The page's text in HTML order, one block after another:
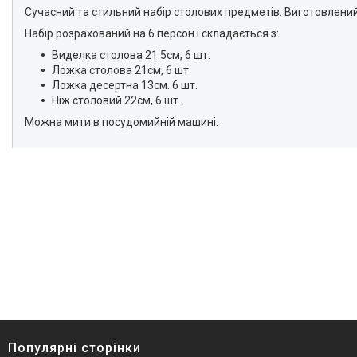
Сучасний та стильний набір столових предметів. Виготовлений
Набір розрахований на 6 персон і складається з:
Виделка столова 21.5см, 6 шт.
Ложка столова 21см, 6 шт.
Ложка десертна 13см. 6 шт.
Ніж столовий 22см, 6 шт.
Можна мити в посудомийній машині.
Популярні сторінки